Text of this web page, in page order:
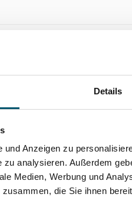
Details
Anzeigen zu
zu analysieren. Außerdem
Medien, Werbung und
die Sie ihnen